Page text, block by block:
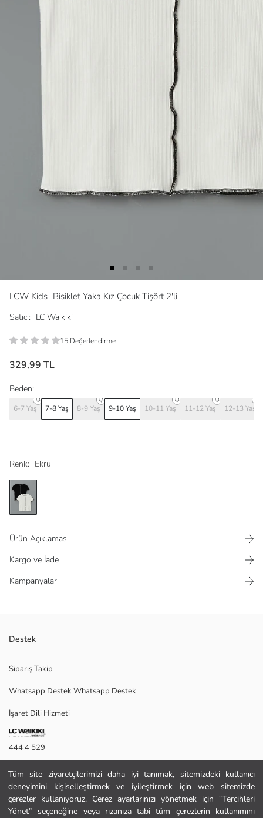
Tüm site ziyaretçilerimizi daha iyi tanımak, sitemizdeki kullanıcı
deneyimini kişiselleştirmek ve iyileştirmek için web sitemizde
çerezler kullanıyoruz. Çerez ayarlarınızı yönetmek için “Tercihleri
Yönet” seçeneğine veya rızanıza tabi tüm çerezlerin kullanımını
LCW Kids Bisiklet Yaka Kız Çocuk Tişört 2'li
Satıcı: LC Waikiki
15 Değerlendirme
329,99 TL
Renk: Ekru
Beden:
6-7 Yaş 7-8 Yaş 8-9 Yaş 9-10 Yaş 10-11 Yaş 11-12 Yaş 12-13 Yaş
Ürün Açıklaması
Kargo ve İade
Kampanyalar
içerikli kaşkorse kumaştan üretilmiş olup, kıvrımlı dikiş detaylı ve dar
Ana Kumaş Ekru:
Ana Kumaş Yeni Siyah:
Menşei:
Satıcı:
Marka:
Cinsiyet:
Kalıp:
Kumaş:
Destek
Sipariş Takip
Whatsapp Destek Whatsapp Destek
İşaret Dili Hizmeti
444 4 529
İletişim Formu
444 4 529